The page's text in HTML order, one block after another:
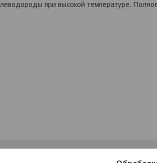
при высокой температуре.